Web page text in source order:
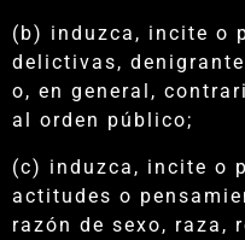
(b) induzca, incite o
delictivas,
o, en general,
al orden público;
(c) induzca, incite o
actitudes o
razón de sexo, raza,